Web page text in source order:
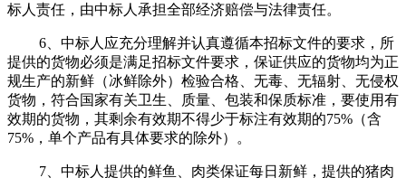
标人责任，由中标人承担全部经济赔偿与法律责任。
6、中标人应充分理解并认真遵循本招标文件的要求，所
提供的货物必须是满足招标文件要求，保证供应的货物均为正
规生产的新鲜（冰鲜除外）检验合格、无毒、无辐射、无侵权
货物，符合国家有关卫生、质量、包装和保质标准，要使用有
效期的货物，其剩余有效期不得少于标注有效期的75%（含
75%，单个产品有具体要求的除外）。
7、中标人提供的鲜鱼、肉类保证每日新鲜，提供的猪肉